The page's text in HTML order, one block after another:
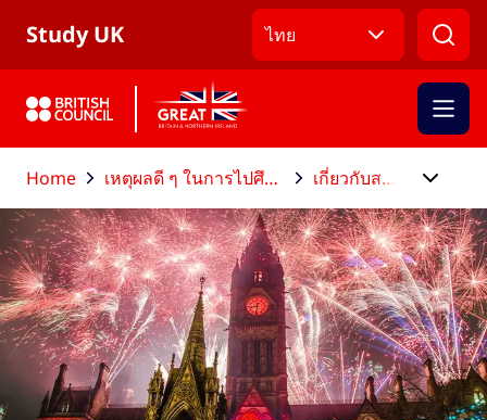
Study UK ไทย
Home เหตุผลดี ๆ ในการไปศึกษาต่อที่สหราชอาณาจักร เกี่ยวกับสหราชอาณาจักร